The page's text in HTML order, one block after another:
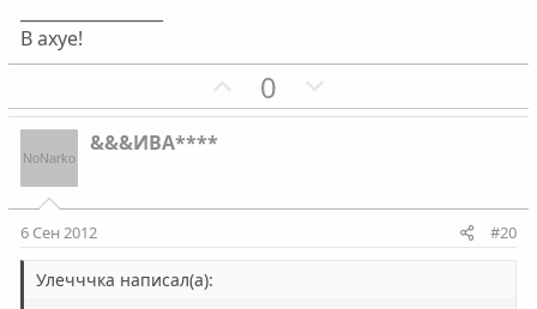
В ахуе!
П
о
т
0
е
т
&&&ИВА****
6 Сен 2012 #20
Улечччка написал(а):